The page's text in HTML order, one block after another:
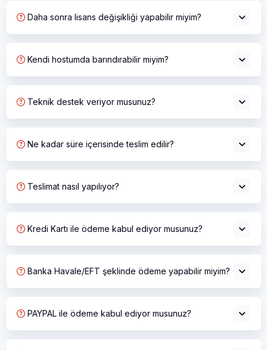
Daha sonra lisans değişikliği yapabilir miyim?
Kendi hostumda barındırabilir miyim?
Teknik destek veriyor musunuz?
Ne kadar süre içerisinde teslim edilir?
Teslimat nasıl yapılıyor?
Kredi Kartı ile ödeme kabul ediyor musunuz?
Banka Havale/EFT şeklinde ödeme yapabilir miyim?
PAYPAL ile ödeme kabul ediyor musunuz?